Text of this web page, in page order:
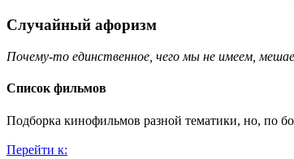
Случайный афоризм
Почему-то единственное, чего мы не имеем,
Список фильмов
Подборка кинофильмов разной тематики, но, по
Перейти к: